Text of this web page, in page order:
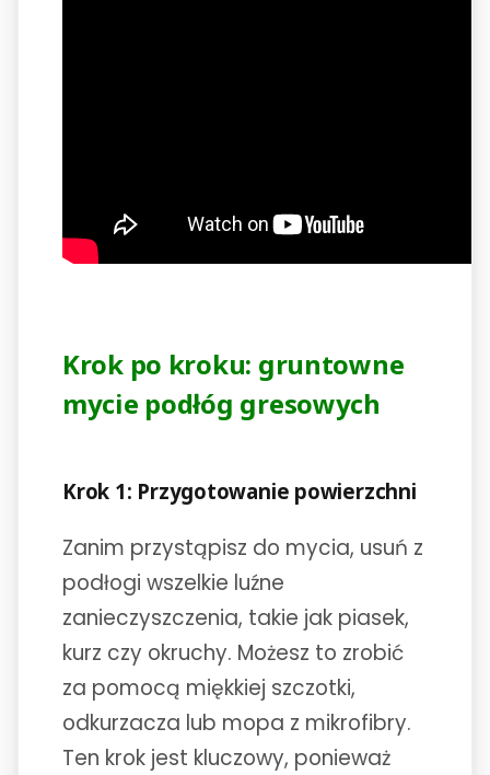
Krok po kroku: gruntowne
mycie podłóg gresowych
Krok 1: Przygotowanie powierzchni
Zanim przystąpisz do mycia, usuń z
podłogi wszelkie luźne
zanieczyszczenia, takie jak piasek,
kurz czy okruchy. Możesz to zrobić
za pomocą miękkiej szczotki,
odkurzacza lub mopa z mikrofibry.
Ten krok jest kluczowy, ponieważ